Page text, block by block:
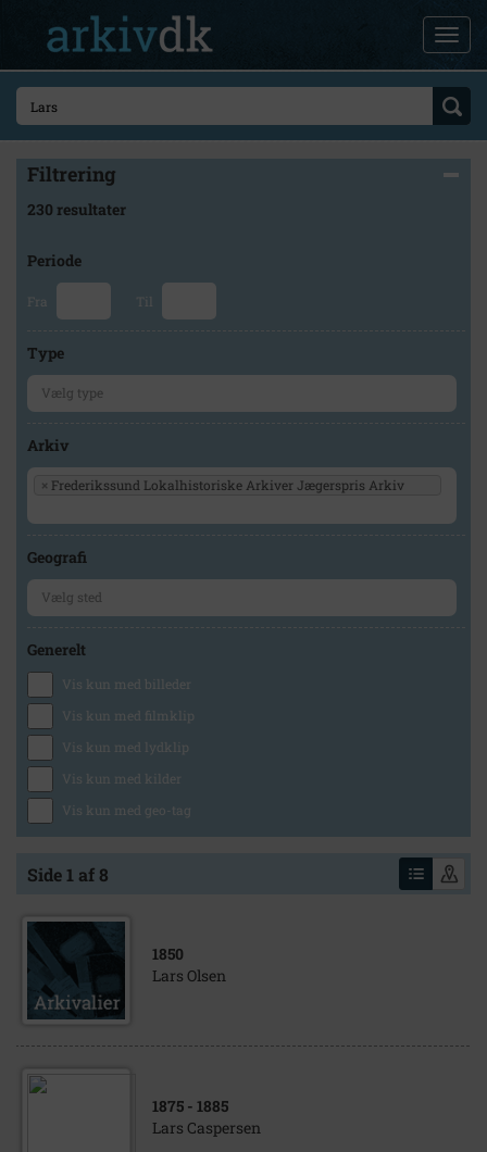
Filtrering
230 resultater
Periode
Fra Til
Type
Arkiv
× Frederikssund Lokalhistoriske Arkiver Jægerspris Arkiv
Geografi
Generelt
Vis kun med billeder
Vis kun med filmklip
Vis kun med lydklip
Vis kun med kilder
Vis kun med geo-tag
Side 1 af 8
1850
Lars Olsen
1875 - 1885
Lars Caspersen